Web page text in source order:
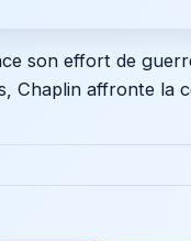
son effort de
Chaplin affronte